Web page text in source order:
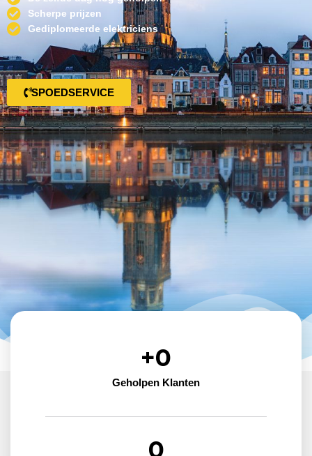
Scherpe prijzen
Gediplomeerde elektriciens
SPOEDSERVICE
Geholpen Klanten
+0
0